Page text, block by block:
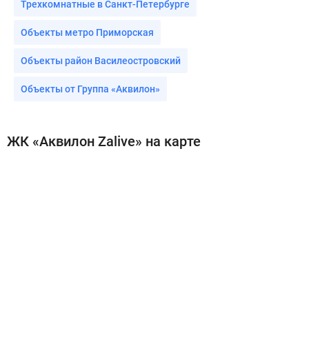
Трехкомнатные в Санкт-Петербурге
Объекты метро Приморская
Объекты район Василеостровский
Объекты от Группа «Аквилон»
ЖК «Аквилон Zalive» на карте